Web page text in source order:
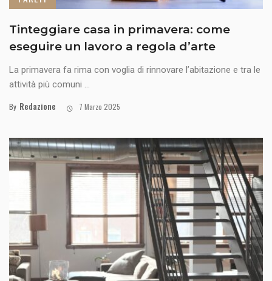
Tinteggiare casa in primavera: come
eseguire un lavoro a regola d’arte
La primavera fa rima con voglia di rinnovare l’abitazione e tra le
attività più comuni ...
By Redazione 7 Marzo 2025